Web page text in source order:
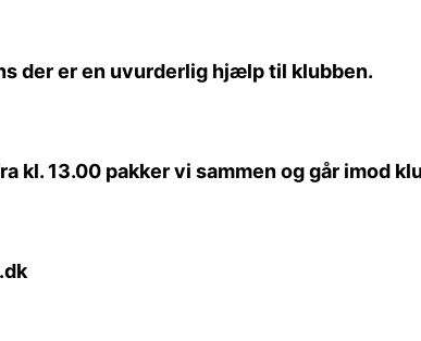
der er en uvurderlig hjælp til klubben.
kl. 13.00 pakker vi sammen og går imod